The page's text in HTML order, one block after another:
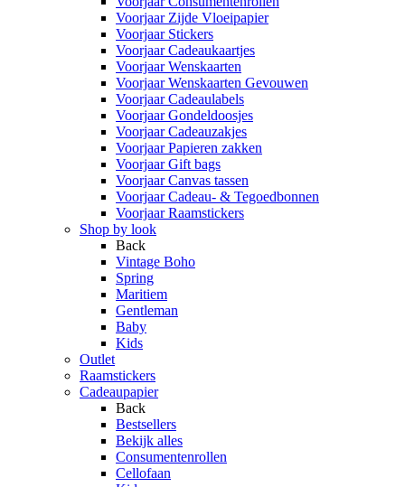
Voorjaar Zijde Vloeipapier
Voorjaar Stickers
Voorjaar Cadeaukaartjes
Voorjaar Wenskaarten
Voorjaar Wenskaarten Gevouwen
Voorjaar Cadeaulabels
Voorjaar Gondeldoosjes
Voorjaar Cadeauzakjes
Voorjaar Papieren zakken
Voorjaar Gift bags
Voorjaar Canvas tassen
Voorjaar Cadeau- & Tegoedbonnen
Voorjaar Raamstickers
Shop by look
Back
Vintage Boho
Spring
Maritiem
Gentleman
Baby
Kids
Outlet
Raamstickers
Cadeaupapier
Back
Bestsellers
Bekijk alles
Consumentenrollen
Cellofaan